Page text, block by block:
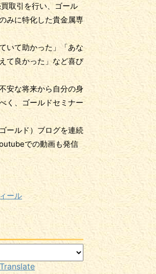
取引を行い、ゴール
みに特化した貴金属専
いて助かった」「あな
て良かった」など喜び
安な将来から自分の身
く、ゴールドセミナー
ールド）ブログを連続
での動画も発信
ール
Translate